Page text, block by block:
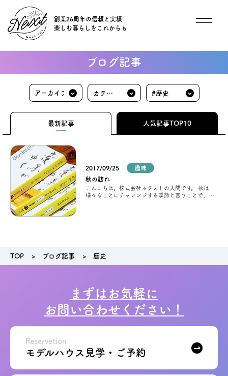
創業26周年の信頼と実績
楽しむ暮らしをこれからも
住宅商品
イベント
オーナー様インタビュー
ごあいさつ
アクセス
会社案内
キャンペーン
SDGs
ブログ記事
カテゴ
リ
#歴史
最新記事 人気記事TOP10
2017/09/25
趣味
秋の訪れ
こんにちは。株式会社ネクストの大関です。 秋は
様々なことにチャレンジする季節と言うことで、僕
TOP ブログ記事 歴史
まずはお気軽に
お問い合わせください！
モデルハウス見学・ご予約
Reservetion